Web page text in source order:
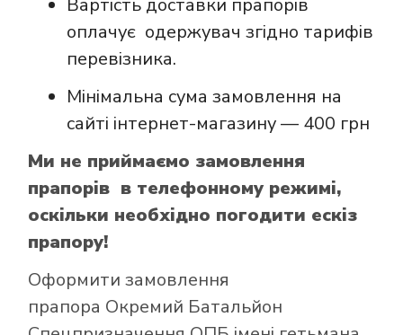
Вартість доставки прапорів
оплачує одержувач згідно тарифів
перевізника.
Мінімальна сума замовлення на
сайті інтернет-магазину — 400 грн
Ми не приймаємо замовлення
прапорів в телефонному режимі,
оскільки необхідно погодити ескіз
прапору!
Оформити замовлення
прапора Окремий Батальйон